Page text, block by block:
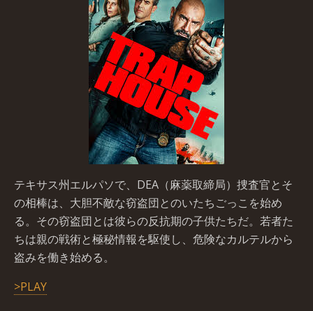
テキサス州エルパソで、DEA（麻薬取締局）捜査官とそ
の相棒は、大胆不敵な窃盗団とのいたちごっこを始め
る。その窃盗団とは彼らの反抗期の子供たちだ。若者た
ちは親の戦術と極秘情報を駆使し、危険なカルテルから
盗みを働き始める。
>PLAY